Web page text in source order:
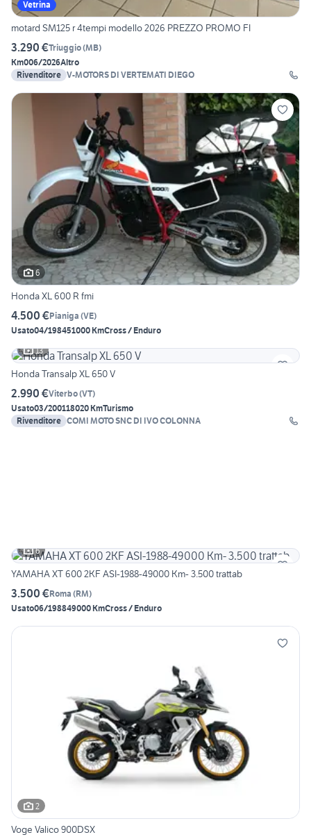
Vetrina
motard SM125 r 4tempi modello 2026 PREZZO PROMO FI
3.290 €Triuggio(MB)
Km006/2026Altro
Rivenditore V-MOTORS DI VERTEMATI DIEGO
6
Honda XL 600 R fmi
4.500 €Pianiga (VE)
Usato04/198451000 KmCross / Enduro
13
Honda Transalp XL 650 V
2.990 €Viterbo(VT)
Usato03/200118020 KmTurismo
Rivenditore COMI MOTO SNC DI IVO COLONNA
6
YAMAHA XT 600 2KF ASI-1988-49000 Km- 3.500 trattab
3.500 €Roma (RM)
Usato06/198849000 KmCross / Enduro
2
Voge Valico 900DSX